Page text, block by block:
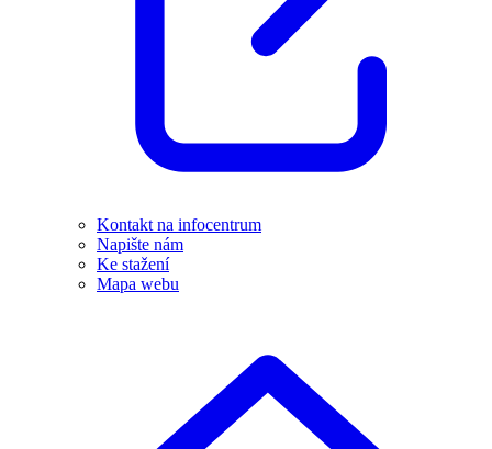
Kontakt na infocentrum
Napište nám
Ke stažení
Mapa webu